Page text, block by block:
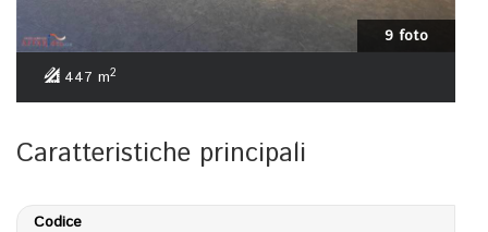
9 foto
447 m2
Caratteristiche principali
Codice